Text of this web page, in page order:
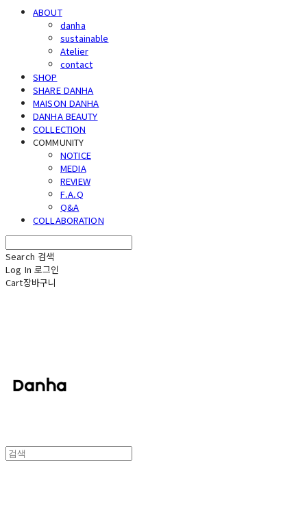
ABOUT
danha
sustainable
Atelier
contact
SHOP
SHARE DANHA
MAISON DANHA
DANHA BEAUTY
COLLECTION
COMMUNITY
NOTICE
MEDIA
REVIEW
F.A.Q
Q&A
COLLABORATION
Search 검색
Log In 로그인
Cart장바구니